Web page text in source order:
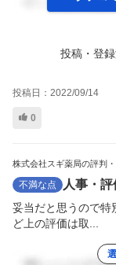
投稿・登
投稿日： 2022/09/14
0
株式会社スギ薬局の評判
不満な点 人事・
妥当だと思うので特
ど上の評価は取...